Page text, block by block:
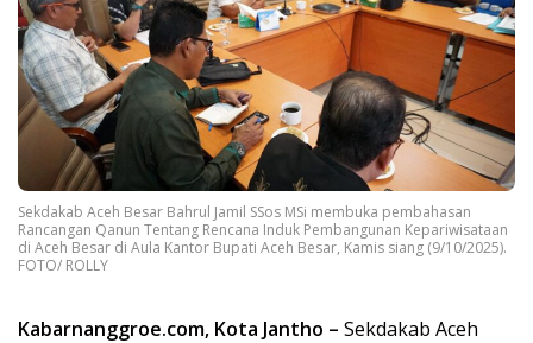
Sekdakab Aceh Besar Bahrul Jamil SSos MSi membuka pembahasan
Rancangan Qanun Tentang Rencana Induk Pembangunan Kepariwisataan
di Aceh Besar di Aula Kantor Bupati Aceh Besar, Kamis siang (9/10/2025).
FOTO/ ROLLY
Kabarnanggroe.com, Kota Jantho – Sekdakab Aceh